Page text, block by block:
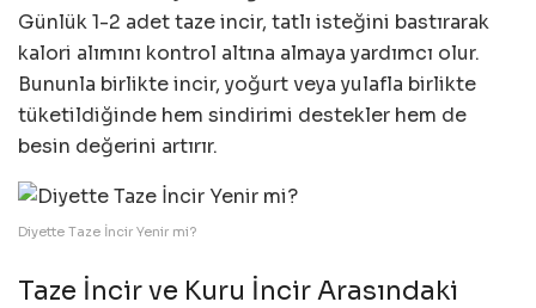
Günlük 1-2 adet taze incir, tatlı isteğini bastırarak
kalori alımını kontrol altına almaya yardımcı olur.
Bununla birlikte incir, yoğurt veya yulafla birlikte
tüketildiğinde hem sindirimi destekler hem de
besin değerini artırır.
Diyette Taze İncir Yenir mi?
Taze İncir ve Kuru İncir Arasındaki